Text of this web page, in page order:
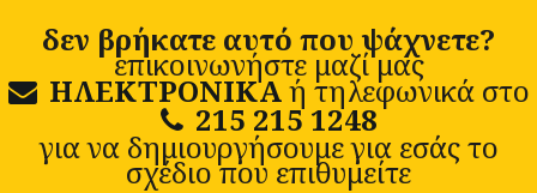
δεν βρήκατε αυτό που ψάχνετε?
επικοινωνήστε μαζί μας
ΗΛΕΚΤΡΟΝΙΚΑή τηλεφωνικά στο
215 215 1248
για να δημιουργήσουμε για εσάς το
σχέδιο που επιθυμείτε